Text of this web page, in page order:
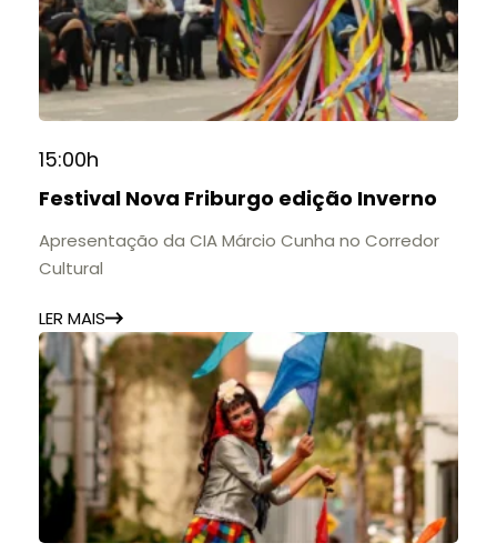
15:00h
Festival Nova Friburgo edição Inverno
Apresentação da CIA Márcio Cunha no Corredor
Cultural
LER MAIS